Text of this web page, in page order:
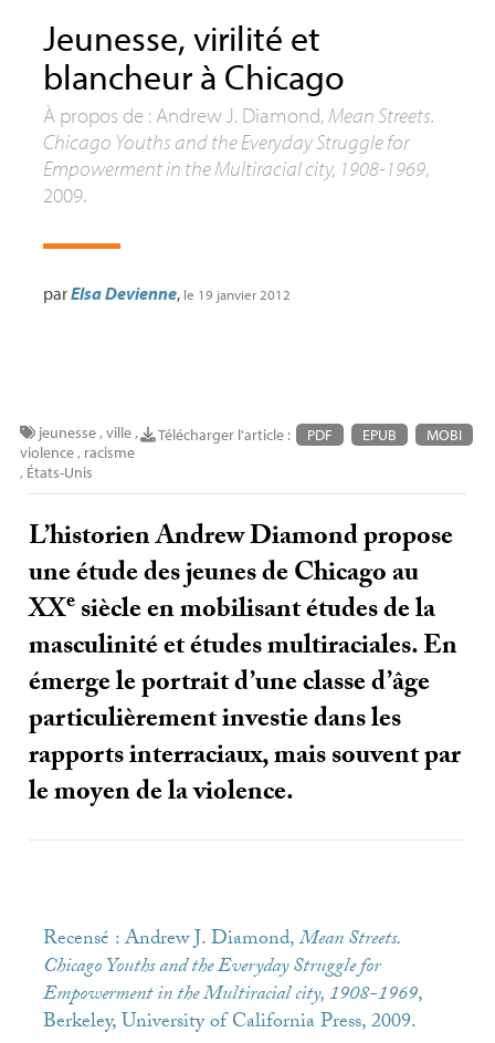
Jeunesse, virilité et
blancheur à Chicago
À propos de : Andrew J. Diamond,Mean Streets.
Chicago Youths and the Everyday Struggle for
Empowerment in the Multiracial city, 1908-1969,
2009.
parElsa Devienne, le 19 janvier 2012
Télécharger l'article : PDF EPUB MOBI
jeunesse,ville,
violence, racisme
, États-Unis
L’historien Andrew Diamond propose
une étude des jeunes de Chicago au
XXesiècle en mobilisant études de la
masculinité et études multiraciales. En
émerge le portrait d’une classe d’âge
particulièrement investie dans les
rapports interraciaux, mais souvent par
le moyen de la violence.
Recensé : Andrew J. Diamond,Mean Streets.
Chicago Youths and the Everyday Struggle for
Empowerment in the Multiracial city, 1908-1969,
Berkeley, University of California Press, 2009.